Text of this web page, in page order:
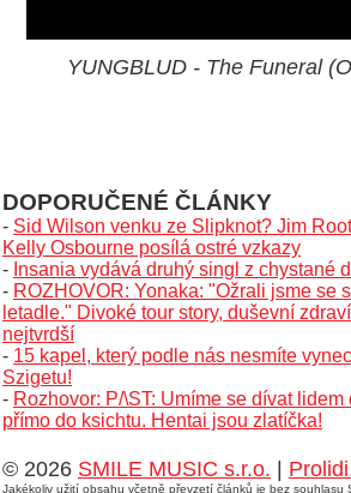
YUNGBLUD - The Funeral
DOPORUČENÉ ČLÁNKY
- Sid Wilson venku ze Slipknot? Jim
Kelly Osbourne posílá ostré vzkazy
- Insania vydává druhý singl z chystané
- ROZHOVOR: Yonaka: "Ožrali jsme se
letadle." Divoké tour story, duševní
nejtvrdší
- 15 kapel, který podle nás nesmíte
Szigetu!
- Rozhovor: P/\ST: Umíme se dívat
přímo do ksichtu. Hentai jsou zlatíčka!
© 2026 SMILE MUSIC s.r.o.
Jakékoliv užití obsahu včetně převzetí článků je bez souhlasu